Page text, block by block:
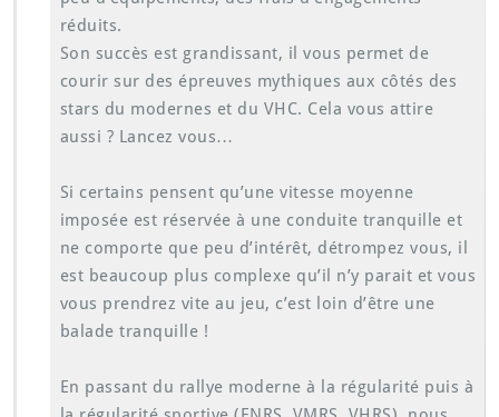
réduits.
Son succès est grandissant, il vous permet de
courir sur des épreuves mythiques aux côtés des
stars du modernes et du VHC. Cela vous attire
aussi ? Lancez vous…
Si certains pensent qu’une vitesse moyenne
imposée est réservée à une conduite tranquille et
ne comporte que peu d’intérêt, détrompez vous, il
est beaucoup plus complexe qu’il n’y parait et vous
vous prendrez vite au jeu, c’est loin d’être une
balade tranquille !
En passant du rallye moderne à la régularité puis à